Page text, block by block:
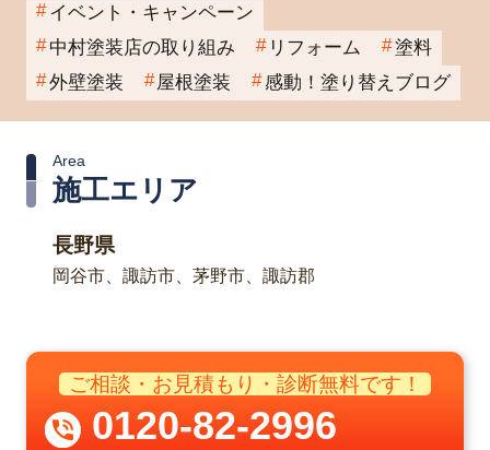
イベント・キャンペーン
中村塗装店の取り組み
リフォーム
塗料
外壁塗装
屋根塗装 感動！塗り替えブログ
施工エリア
Area
長野県
岡谷市、諏訪市、茅野市、諏訪郡
ご相談・お見積もり・診断無料です！
0120-82-2996